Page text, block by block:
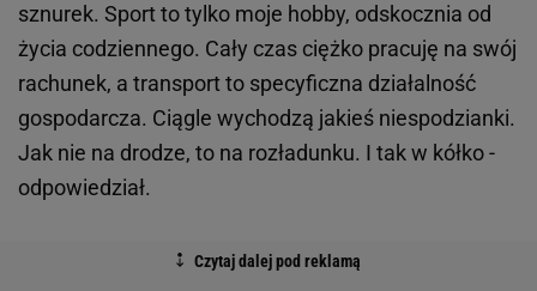
sznurek. Sport to tylko moje hobby, odskocznia od
życia codziennego. Cały czas ciężko pracuję na swój
rachunek, a transport to specyficzna działalność
gospodarcza. Ciągle wychodzą jakieś niespodzianki.
Jak nie na drodze, to na rozładunku. I tak w kółko -
odpowiedział.